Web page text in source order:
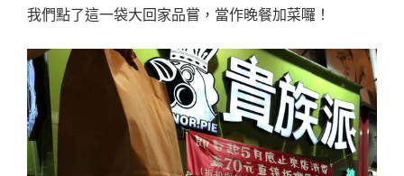
我們點了這一袋大回家品嘗，當作晚餐加菜囉！